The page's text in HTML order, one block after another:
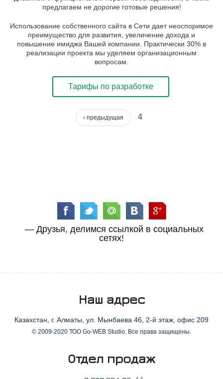
предлагаем не дорогие готовые решения!
Использование собственного сайта в Сети дает неоспоримое
преимущество для развития, увеличение дохода и
повышение имиджа Вашей компании. Практически 30% в
реализации проекта мы уделяем организационным
вопросам.
Тарифы по разработке
СТРАНИЦЫ‹ предыдущая 4
— Друзья, делимся ссылкой в социальных
сетях!
Наш адрес
Казахстан, г. Алматы, ул. Мынбаева 46, 2-й этаж, офис 209
© 2009-2020 ТОО Go-WEB Studio. Все права защищены.
Отдел продаж